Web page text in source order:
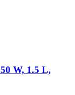
W, 1.5 L,